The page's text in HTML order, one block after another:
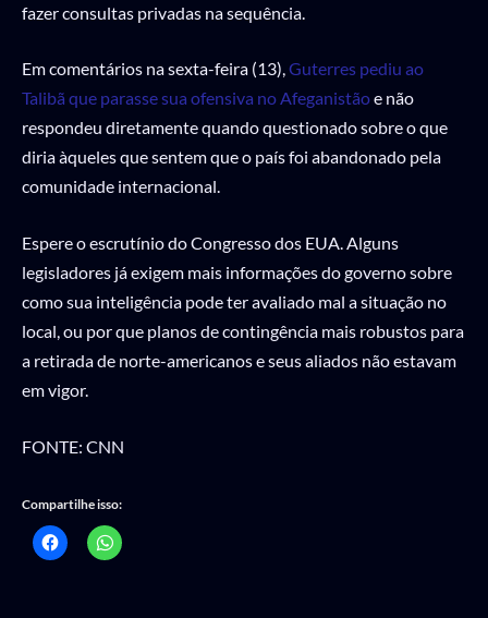
fazer consultas privadas na sequência.
Em comentários na sexta-feira (13),Guterres pediu ao
Talibã que parasse sua ofensiva no Afeganistãoe não
respondeu diretamente quando questionado sobre o que
diria àqueles que sentem que o país foi abandonado pela
comunidade internacional.
Espere o escrutínio do Congresso dos EUA. Alguns
legisladores já exigem mais informações do governo sobre
como sua inteligência pode ter avaliado mal a situação no
local, ou por que planos de contingência mais robustos para
a retirada de norte-americanos e seus aliados não estavam
em vigor.
FONTE: CNN
Compartilhe isso: